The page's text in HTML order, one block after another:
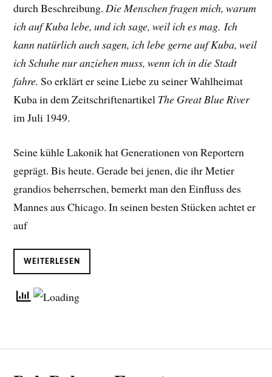
durch Beschreibung.Die Menschen fragen mich, warum
ich auf Kuba lebe, und ich sage, weil ich es mag. Ich
kann natürlich auch sagen, ich lebe gerne auf Kuba, weil
ich Schuhe nur anziehen muss, wenn ich in die Stadt
fahre. So erklärt er seine Liebe zu seiner Wahlheimat
Kuba in dem Zeitschriftenartikel The Great Blue River
im Juli 1949.
Seine kühle Lakonik hat Generationen von Reportern
geprägt. Bis heute. Gerade bei jenen, die ihr Metier
grandios beherrschen, bemerkt man den Einfluss des
Mannes aus Chicago. In seinen besten Stücken achtet er
auf
WEITERLESEN